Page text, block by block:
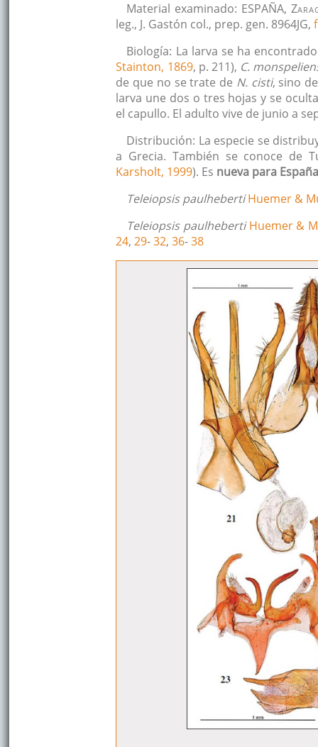
Material examinado: ESPAÑA, Z
leg., J. Gastón col., prep. gen. 8964JG,
Biología: La larva se ha
Stainton, 1869, p. 211), C.
de que no se trate de N. cisti, sino
larva une dos o tres hojas y se
el capullo. El adulto vive de junio a
Distribución: La especie se
a Grecia. También se conoce de
Karsholt, 1999). Es nueva para
Teleiopsis paulhebertiHuemer &
Teleiopsis paulhebertiHuemer &
24,29-32,36-38